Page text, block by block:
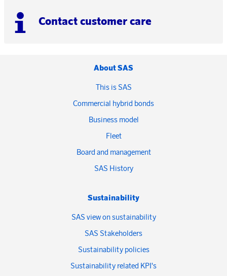
Contact customer care
About SAS
This is SAS
Commercial hybrid bonds
Business model
Fleet
Board and management
SAS History
Sustainability
SAS view on sustainability
SAS Stakeholders
Sustainability policies
Sustainability related KPI's